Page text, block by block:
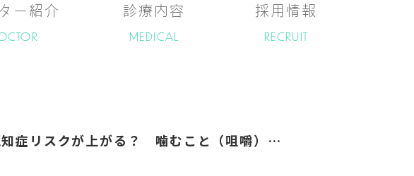
ー紹介 診療内容
MEDICAL
採用情報
RECRUIT
「歯がない」と認知症リスクが上がる？ 噛むこと（咀嚼）との深い関係